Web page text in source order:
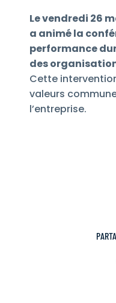
Le vendredi 26
a animé la
performance
des
Cette
valeurs
l’entreprise.